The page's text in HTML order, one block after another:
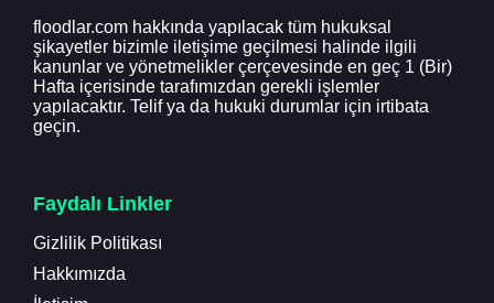
floodlar.com hakkında yapılacak tüm hukuksal
şikayetler bizimle iletişime geçilmesi halinde ilgili
kanunlar ve yönetmelikler çerçevesinde en geç 1 (Bir)
Hafta içerisinde tarafımızdan gerekli işlemler
yapılacaktır. Telif ya da hukuki durumlar için irtibata
geçin.
Faydalı Linkler
Gizlilik Politikası
Hakkımızda